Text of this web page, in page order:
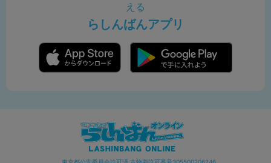
える
らしんばんアプリ